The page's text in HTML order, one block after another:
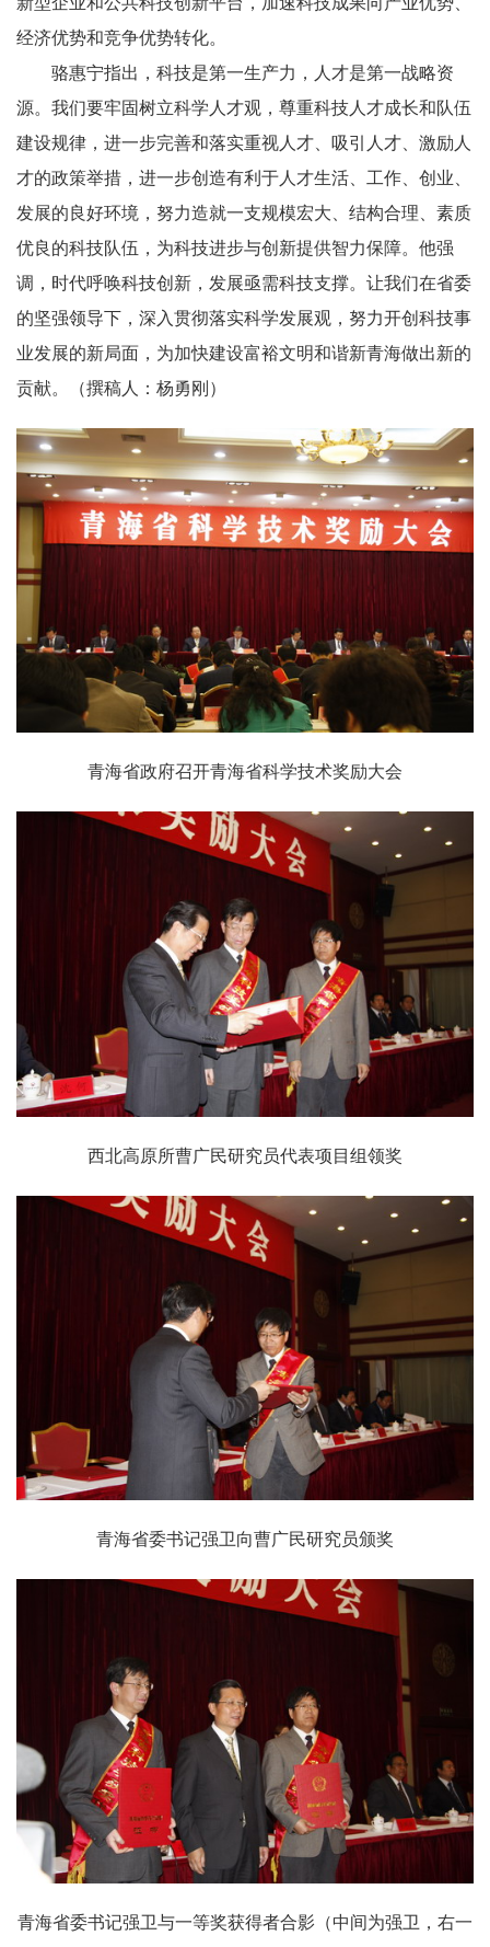
经济优势和竞争优势转化。
骆惠宁指出，科技是第一生产力，人才是第一战略资
源。我们要牢固树立科学人才观，尊重科技人才成长和队伍
建设规律，进一步完善和落实重视人才、吸引人才、激励人
才的政策举措，进一步创造有利于人才生活、工作、创业、
发展的良好环境，努力造就一支规模宏大、结构合理、素质
优良的科技队伍，为科技进步与创新提供智力保障。他强
调，时代呼唤科技创新，发展亟需科技支撑。让我们在省委
的坚强领导下，深入贯彻落实科学发展观，努力开创科技事
业发展的新局面，为加快建设富裕文明和谐新青海做出新的
贡献。（撰稿人：杨勇刚）
青海省政府召开青海省科学技术奖励大会
西北高原所曹广民研究员代表项目组领奖
青海省委书记强卫向曹广民研究员颁奖
青海省委书记强卫与一等奖获得者合影（中间为强卫，右一